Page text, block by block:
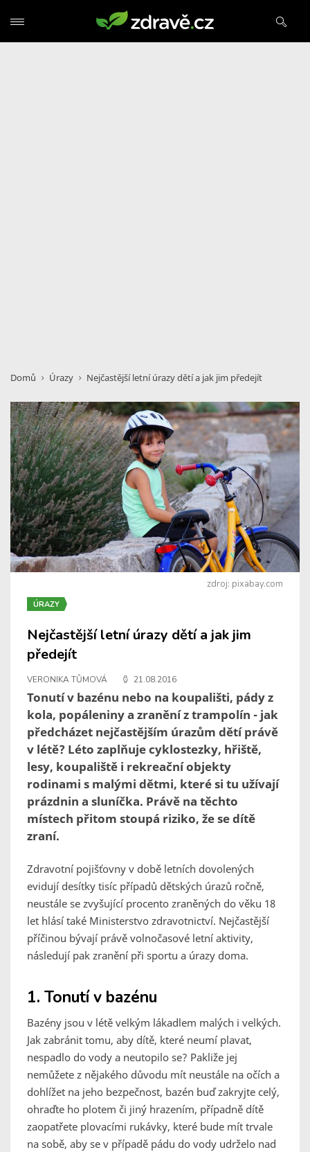
Domů Úrazy Nejčastější letní úrazy dětí a jak jim předejít
zdroj: pixabay.com
ÚRAZY
Nejčastější letní úrazy dětí a jak jim
předejít
VERONIKA TŮMOVÁ 21.08.2016
Tonutí v bazénu nebo na koupališti, pády z
kola, popáleniny a zranění z trampolín - jak
předcházet nejčastějším úrazům dětí právě
v létě? Léto zaplňuje cyklostezky, hřiště,
lesy, koupaliště i rekreační objekty
rodinami s malými dětmi, které si tu užívají
prázdnin a sluníčka. Právě na těchto
místech přitom stoupá riziko, že se dítě
zraní.
Zdravotní pojišťovny v době letních dovolených
evidují desítky tisíc případů dětských úrazů ročně,
neustále se zvyšující procento zraněných do věku 18
let hlásí také Ministerstvo zdravotnictví. Nejčastější
příčinou bývají právě volnočasové letní aktivity,
následují pak zranění při sportu a úrazy doma.
1. Tonutí v bazénu
Bazény jsou v létě velkým lákadlem malých i velkých.
Jak zabránit tomu, aby dítě, které neumí plavat,
nespadlo do vody a neutopilo se? Pakliže jej
nemůžete z nějakého důvodu mít neustále na očích a
dohlížet na jeho bezpečnost, bazén buď zakryjte celý,
ohraďte ho plotem či jiný hrazením, případně dítě
zaopatřete plovacími rukávky, které bude mít trvale
na sobě, aby se v případě pádu do vody udrželo nad